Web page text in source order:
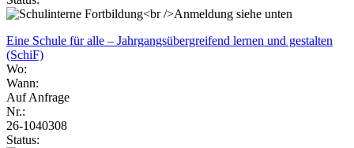
Eine Schule für alle – Jahrgangsübergreifend lernen und gestalten
(SchiF)
Wo:
Wann:
Auf Anfrage
Nr.:
26-1040308
Status: